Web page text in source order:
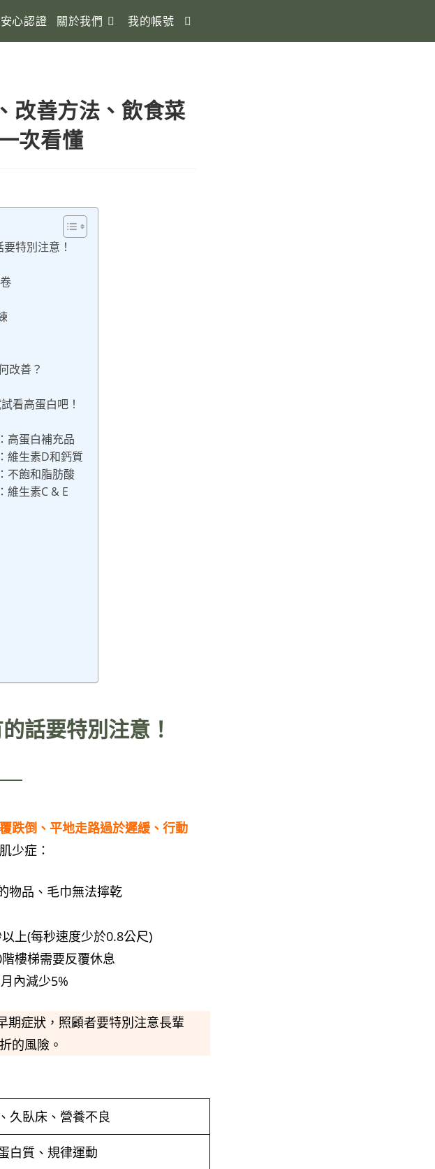
安心認證 關於我們 我的帳號
改善方法、飲食菜
次看懂
特別注意！
改善？
看高蛋白吧！
高蛋白補充品
維生素D和鈣質
不飽和脂肪酸
維生素C & E
話要特別注意！
跌倒 、 平地走路過於遲緩 、 行動
少症：
物品、毛巾無法擰乾
上(每秒速度少於0.8公尺)
樓梯需要反覆休息
內減少5%
期症狀，照顧者要特別注意長輩
的風險。
久臥床、營養不良
白質、規律運動